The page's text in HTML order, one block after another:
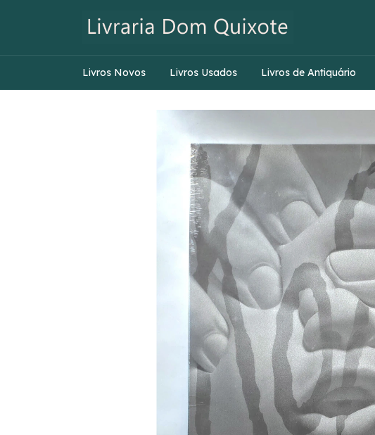
Livros Novos Livros Usados Livros de Antiquário